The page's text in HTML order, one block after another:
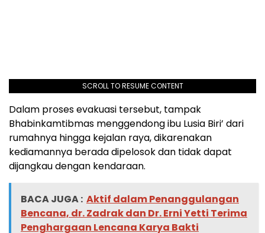
SCROLL TO RESUME CONTENT
Dalam proses evakuasi tersebut, tampak
Bhabinkamtibmas menggendong ibu Lusia Biri’ dari
rumahnya hingga kejalan raya, dikarenakan
kediamannya berada dipelosok dan tidak dapat
dijangkau dengan kendaraan.
BACA JUGA : Aktif dalam Penanggulangan
Bencana, dr. Zadrak dan Dr. Erni Yetti Terima
Penghargaan Lencana Karya Bakti